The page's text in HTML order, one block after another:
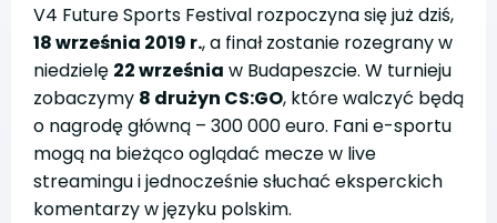
V4 Future Sports Festival rozpoczyna się już dziś,
18 września 2019 r., a finał zostanie rozegrany w
niedzielę 22 września w Budapeszcie. W turnieju
zobaczymy 8 drużyn CS:GO, które walczyć będą
o nagrodę główną – 300 000 euro. Fani e-sportu
mogą na bieżąco oglądać mecze w live
streamingu i jednocześnie słuchać eksperckich
komentarzy w języku polskim.